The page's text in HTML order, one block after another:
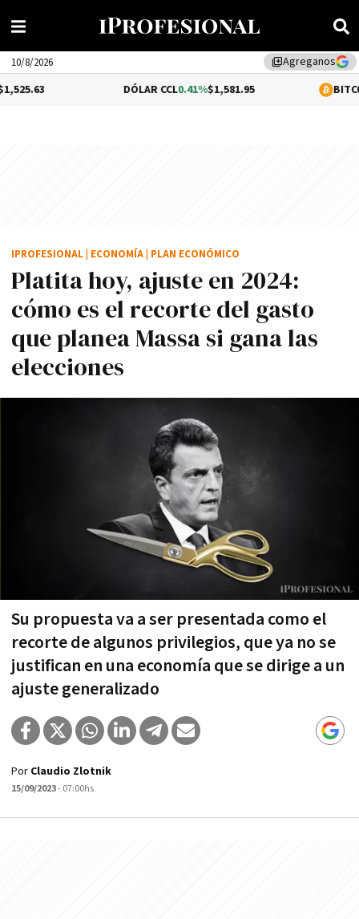
library_addAgreganos
10/8/2026
0.41%$1,581.95 1.01%
Platita hoy, ajuste en 2024:
cómo es el recorte del gasto
que planea Massa si gana las
elecciones
Su propuesta va a ser presentada como el
recorte de algunos privilegios, que ya no se
justifican en una economía que se dirige a un
ajuste generalizado
IPROFESIONAL ECONOMÍA PLAN ECONÓMICO
Por Claudio Zlotnik
15/09/2023- 07:00hs